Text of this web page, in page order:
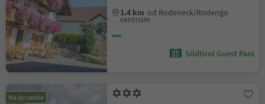
1.4 km od Rodeneck/Rodengo
centrum
Südtirol Guest Pass
Na życzenie